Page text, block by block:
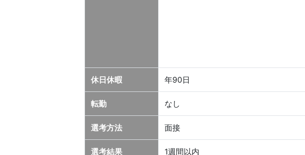
休日休暇 年90日
転勤 なし
選考方法 面接
選考結果 1週間以内